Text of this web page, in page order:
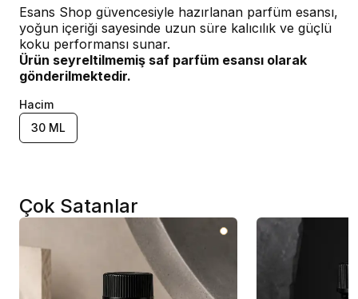
Esans Shop güvencesiyle hazırlanan parfüm esansı,
yoğun içeriği sayesinde uzun süre kalıcılık ve güçlü
koku performansı sunar.
Ürün seyreltilmemiş saf parfüm esansı olarak
gönderilmektedir.
Hacim
30 ML
Çok Satanlar